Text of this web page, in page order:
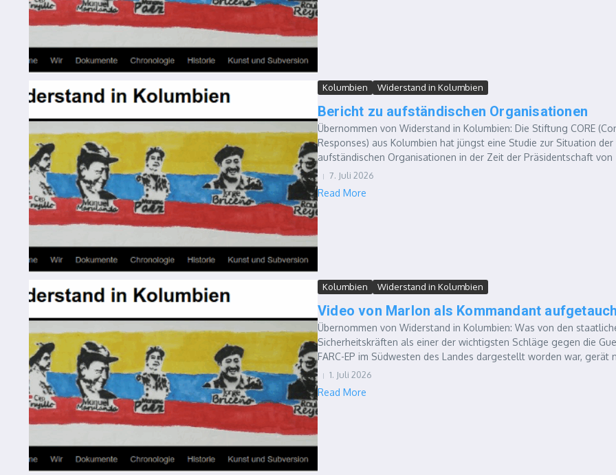
Kolumbien Widerstand in Kolumbien
Bericht zu aufständischen Organisationen
Übernommen von Widerstand in Kolumbien: Die Stiftung CORE
Responses) aus Kolumbien hat jüngst eine Studie zur Situation der
aufständischen Organisationen in der Zeit der Präsidentschaft von
7. Juli 2026
Read More
Kolumbien Widerstand in Kolumbien
Video von Marlon als Kommandant
Übernommen von Widerstand in Kolumbien: Was von den
Sicherheitskräften als einer der wichtigsten Schläge gegen die
FARC-EP im Südwesten des Landes dargestellt worden war, gerät
1. Juli 2026
Read More